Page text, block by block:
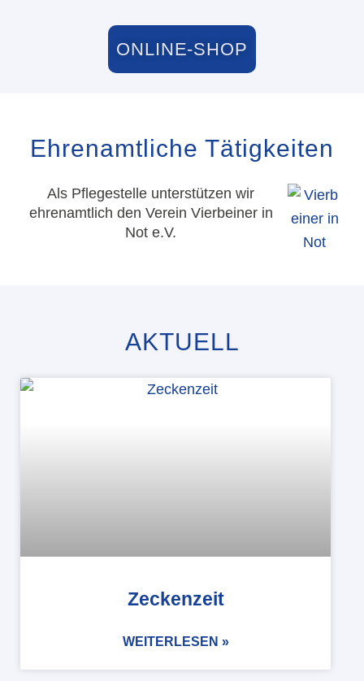
ONLINE-SHOP
Ehren­amt­liche Tätigkeiten
Als Pflegestelle unterstützen wir
ehrenamtlich den Verein Vierbeiner in
Not e.V.
AKTUELL
Zeckenzeit
WEITERLESEN »